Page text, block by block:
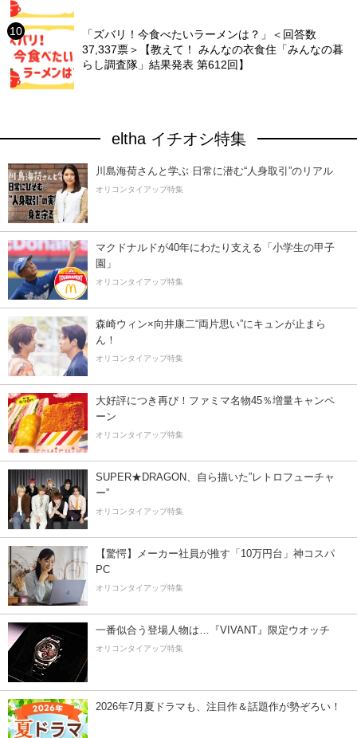
「ズバリ！今食べたいラーメンは？」＜回答数
37,337票＞【教えて！ みんなの衣食住「みんなの暮
らし調査隊」結果発表 第612回】
eltha イチオシ特集
川島海荷さんと学ぶ 日常に潜む“人身取引”のリアル
オリコンタイアップ特集
マクドナルドが40年にわたり支える「小学生の甲子
園」
オリコンタイアップ特集
森崎ウィン×向井康二“両片思い”にキュンが止まら
ん！
オリコンタイアップ特集
大好評につき再び！ファミマ名物45％増量キャンペ
ーン
オリコンタイアップ特集
SUPER★DRAGON、自ら描いた”レトロフューチャ
ー”
オリコンタイアップ特集
【驚愕】メーカー社員が推す「10万円台」神コスパ
PC
オリコンタイアップ特集
一番似合う登場人物は…『VIVANT』限定ウオッチ
オリコンタイアップ特集
2026年7月夏ドラマも、注目作＆話題作が勢ぞろい！